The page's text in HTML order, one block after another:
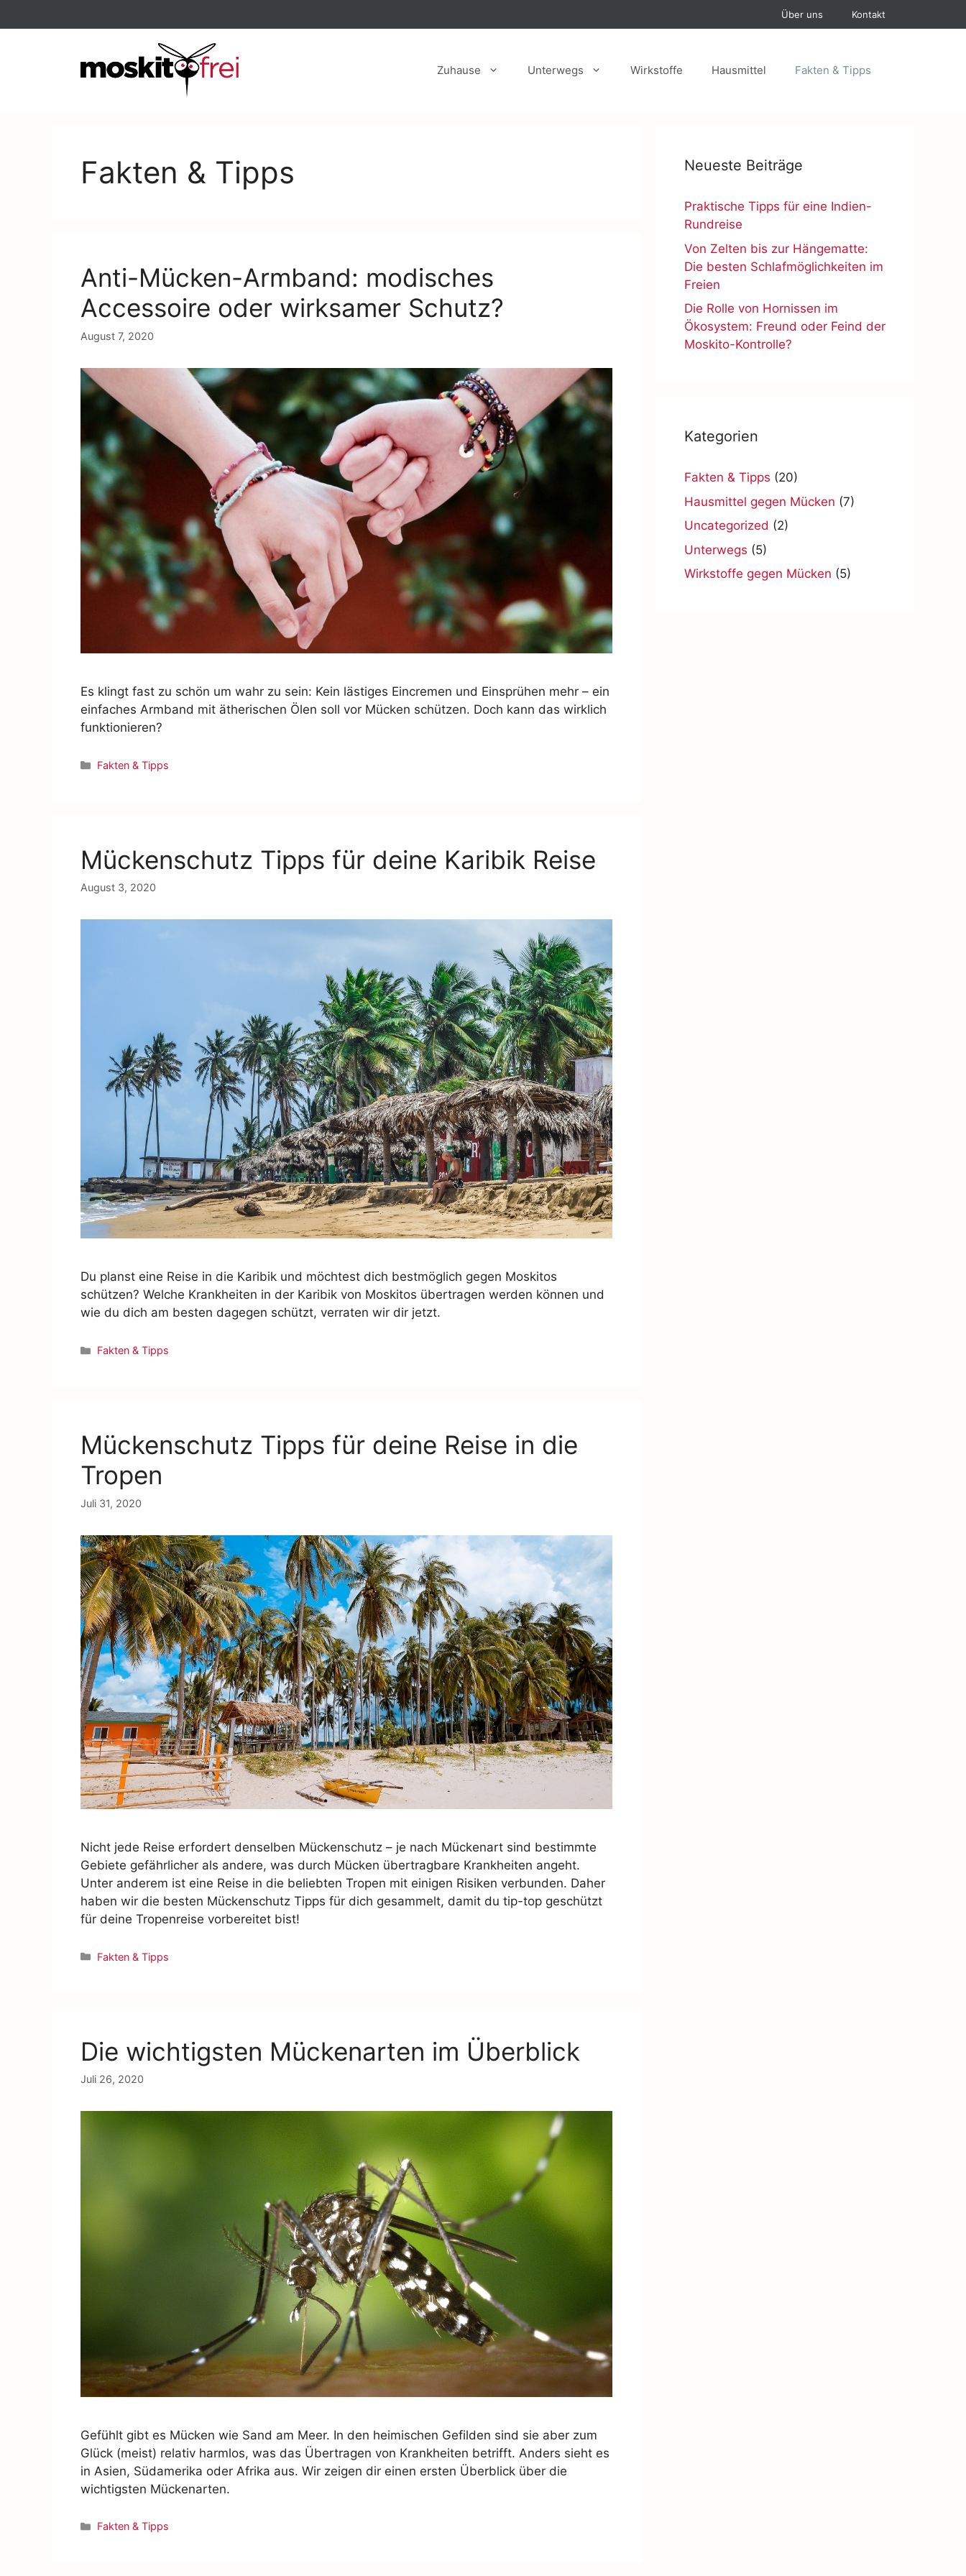
Über uns Kontakt
Zuhause Unterwegs Wirkstoffe Hausmittel Fakten & Tipps
Fakten & Tipps
Anti-Mücken-Armband: modisches
Accessoire oder wirksamer Schutz?
August 7, 2020
Es klingt fast zu schön um wahr zu sein: Kein lästiges Eincremen und Einsprühen mehr – ein
einfaches Armband mit ätherischen Ölen soll vor Mücken schützen. Doch kann das wirklich
funktionieren?
Fakten & Tipps
Mückenschutz Tipps für deine Karibik Reise
August 3, 2020
Du planst eine Reise in die Karibik und möchtest dich bestmöglich gegen Moskitos
schützen? Welche Krankheiten in der Karibik von Moskitos übertragen werden können und
wie du dich am besten dagegen schützt, verraten wir dir jetzt.
Fakten & Tipps
Mückenschutz Tipps für deine Reise in die
Tropen
Juli 31, 2020
Nicht jede Reise erfordert denselben Mückenschutz – je nach Mückenart sind bestimmte
Gebiete gefährlicher als andere, was durch Mücken übertragbare Krankheiten angeht.
Unter anderem ist eine Reise in die beliebten Tropen mit einigen Risiken verbunden. Daher
haben wir die besten Mückenschutz Tipps für dich gesammelt, damit du tip-top geschützt
für deine Tropenreise vorbereitet bist!
Fakten & Tipps
Die wichtigsten Mückenarten im Überblick
Juli 26, 2020
Gefühlt gibt es Mücken wie Sand am Meer. In den heimischen Gefilden sind sie aber zum
Glück (meist) relativ harmlos, was das Übertragen von Krankheiten betrifft. Anders sieht es
in Asien, Südamerika oder Afrika aus. Wir zeigen dir einen ersten Überblick über die
wichtigsten Mückenarten.
Fakten & Tipps
Neueste Beiträge
Praktische Tipps für eine Indien-
Rundreise
Von Zelten bis zur Hängematte:
Die besten Schlafmöglichkeiten im
Freien
Die Rolle von Hornissen im
Ökosystem: Freund oder Feind der
Moskito-Kontrolle?
Kategorien
Fakten & Tipps (20)
Hausmittel gegen Mücken (7)
Uncategorized (2)
Unterwegs (5)
Wirkstoffe gegen Mücken (5)